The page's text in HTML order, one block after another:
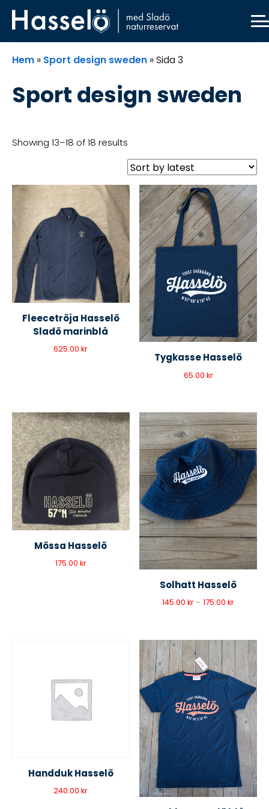
Skip
Skip
Skip
Skip
Hem » Sport design sweden »Sida 3
Sport design sweden
Showing 13–18 of 18 results
Fleecetröja Hasselö
Sladö marinblå
625.00kr
Tygkasse Hasselö
65.00 kr
Mössa Hasselö
175.00 kr
Solhatt Hasselö
145.00kr –175.00kr
Handduk Hasselö
240.00kr